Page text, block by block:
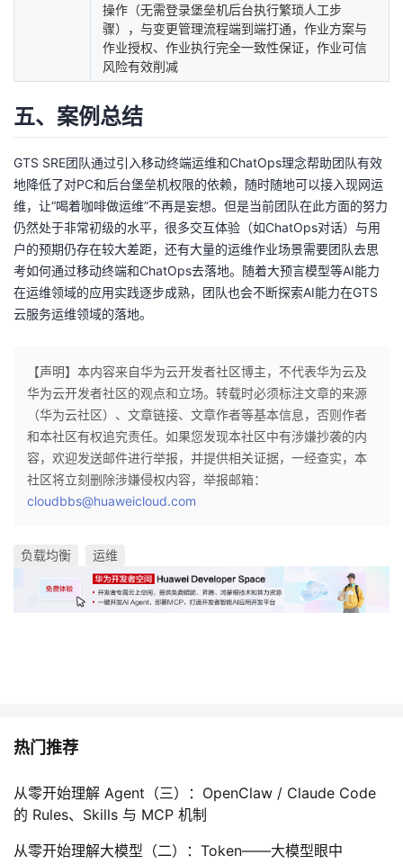
操作（无需登录堡垒机后台执行繁琐人工步
骤），与变更管理流程端到端打通，作业方案与
作业授权、作业执行完全一致性保证，作业可信
风险有效削减
五、案例总结
GTS SRE团队通过引入移动终端运维和ChatOps理念帮助团队有效
地降低了对PC和后台堡垒机权限的依赖，随时随地可以接入现网运
维，让“喝着咖啡做运维”不再是妄想。但是当前团队在此方面的努力
仍然处于非常初级的水平，很多交互体验（如ChatOps对话）与用
户的预期仍存在较大差距，还有大量的运维作业场景需要团队去思
考如何通过移动终端和ChatOps去落地。随着大预言模型等AI能力
在运维领域的应用实践逐步成熟，团队也会不断探索AI能力在GTS
云服务运维领域的落地。
【声明】本内容来自华为云开发者社区博主，不代表华为云及
华为云开发者社区的观点和立场。转载时必须标注文章的来源
（华为云社区）、文章链接、文章作者等基本信息，否则作者
和本社区有权追究责任。如果您发现本社区中有涉嫌抄袭的内
容，欢迎发送邮件进行举报，并提供相关证据，一经查实，本
社区将立刻删除涉嫌侵权内容，举报邮箱：
cloudbbs@huaweicloud.com
负载均衡 运维
热门推荐
从零开始理解 Agent（三）：OpenClaw / Claude Code
的 Rules、Skills 与 MCP 机制
从零开始理解大模型（二）：Token——大模型眼中